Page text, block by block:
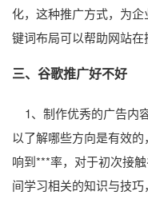
化，这种推广方式，为
键词布局可以帮助网站在
三、谷歌推广好不好
1、制作优秀的广告内
以了解哪些方向是有效
响到***率，对于初次接
间学习相关的知识与技巧